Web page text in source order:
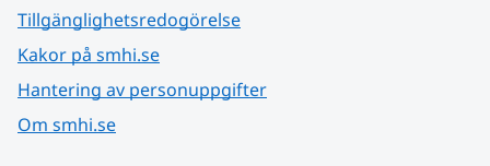
Tillgänglighetsredogörelse
Kakor på smhi.se
Hantering av personuppgifter
Om smhi.se